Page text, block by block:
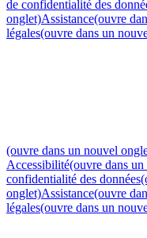
de confidentialité des
onglet)Assistance(ouvre
légales(ouvre dans un
(ouvre dans un nouvel
Accessibilité(ouvre dans
confidentialité des données
onglet)Assistance(ouvre
légales(ouvre dans un